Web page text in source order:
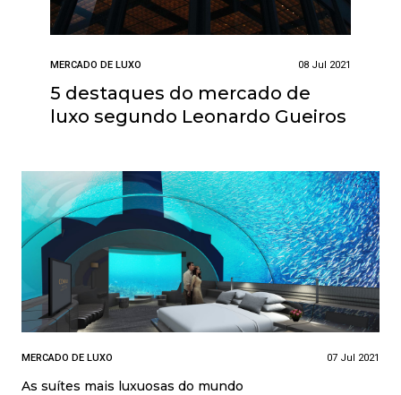
MERCADO DE LUXO 08 Jul 2021
5 destaques do mercado de
luxo segundo Leonardo Gueiros
MERCADO DE LUXO 07 Jul 2021
As suítes mais luxuosas do mundo